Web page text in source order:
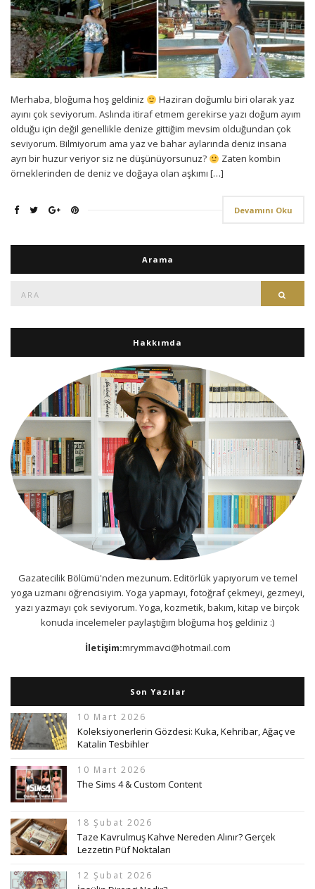
Merhaba, bloğuma hoş geldiniz
Haziran doğumlu biri olarak yaz
ayını çok seviyorum. Aslında itiraf etmem gerekirse yazı doğum ayım
olduğu için değil genellikle denize gittiğim mevsim olduğundan çok
seviyorum. Bilmiyorum ama yaz ve bahar aylarında deniz insana
ayrı bir huzur veriyor siz ne düşünüyorsunuz?
Zaten kombin
örneklerinden de deniz ve doğaya olan aşkımı […]
Devamını Oku
Arama
Hakkımda
Gazatecilik Bölümü'nden mezunum. Editörlük yapıyorum ve temel
yoga uzmanı öğrencisiyim. Yoga yapmayı, fotoğraf çekmeyi, gezmeyi,
yazı yazmayı çok seviyorum. Yoga, kozmetik, bakım, kitap ve birçok
konuda incelemeler paylaştığım bloğuma hoş geldiniz :)
İletişim:mrymmavci@hotmail.com
Son Yazılar
10 Mart 2026
Koleksiyonerlerin Gözdesi: Kuka, Kehribar, Ağaç ve
Katalin Tesbihler
10 Mart 2026
The Sims 4 & Custom Content
18 Şubat 2026
Taze Kavrulmuş Kahve Nereden Alınır? Gerçek
Lezzetin Püf Noktaları
12 Şubat 2026